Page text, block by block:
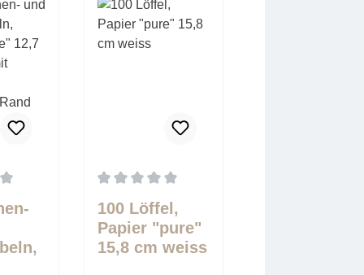
100 Löffel,
Papier "pure"
15,8 cm weiss